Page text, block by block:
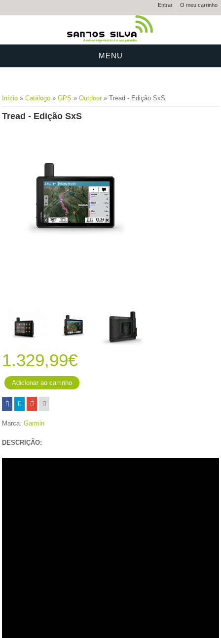
Entrar O meu carrinho
MENU
Está aqui
Início »Catálogo »GPS »Outdoor» Tread - Edição SxS
Tread - Edição SxS
1.329,99€
Marca:Garmin
DESCRIÇÃO: